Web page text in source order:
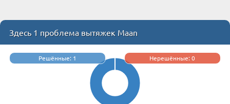
Здесь 1 проблема вытяжек Maan
Решённые: 1 Нерешённые: 0